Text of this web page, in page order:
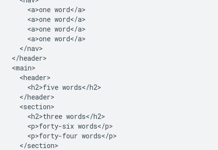
    <a>one word</a>
    <a>one word</a>
    <a>one word</a>
    <a>one word</a>
  </nav>
</header>
<main>
  <header>
    <h2>five words</h2>
  </header>
  <section>
    <h2>three words</h2>
    <p>forty-six words</p>
    <p>forty-four words</p>
  </section>